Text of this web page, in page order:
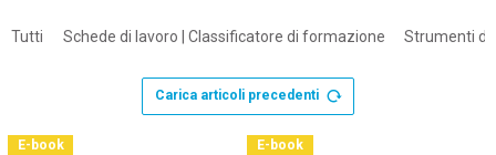
Tutti Schede di lavoro | Classificatore di formazione Strumenti di
Carica articoli precedenti
E-book
E-book